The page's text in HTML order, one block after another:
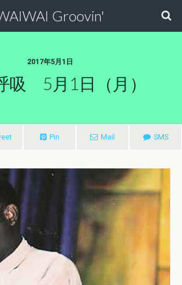
Groovin'
2017年5月1日
吸 5月1日（月）
Pin Mail SMS